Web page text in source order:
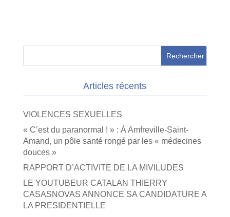
Articles récents
VIOLENCES SEXUELLES
« C’est du paranormal ! » : À Amfreville-Saint-
Amand, un pôle santé rongé par les « médecines
douces »
RAPPORT D’ACTIVITE DE LA MIVILUDES
LE YOUTUBEUR CATALAN THIERRY
CASASNOVAS ANNONCE SA CANDIDATURE A
LA PRESIDENTIELLE